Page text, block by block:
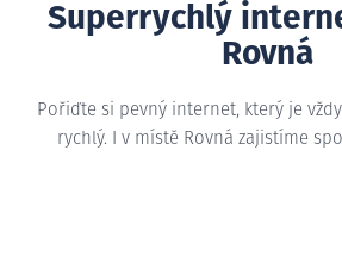
Superrychlý
Rovná
Pořiďte si pevný internet, který je
rychlý. I v místě Rovná zajistíme